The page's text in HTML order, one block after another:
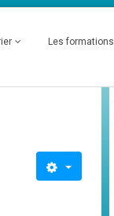
Les formations